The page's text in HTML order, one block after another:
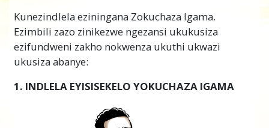
Kunezindlela eziningana Zokuchaza Igama.
Ezimbili zazo zinikezwe ngezansi ukukusiza
ezifundweni zakho nokwenza ukuthi ukwazi
ukusiza abanye:
1. INDLELA EYISISEKELO YOKUCHAZA IGAMA